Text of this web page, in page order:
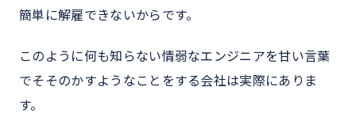
簡単に解雇できないからです。
このように何も知らない情弱なエンジニアを甘い言葉
でそそのかすようなことをする会社は実際にありま
す。